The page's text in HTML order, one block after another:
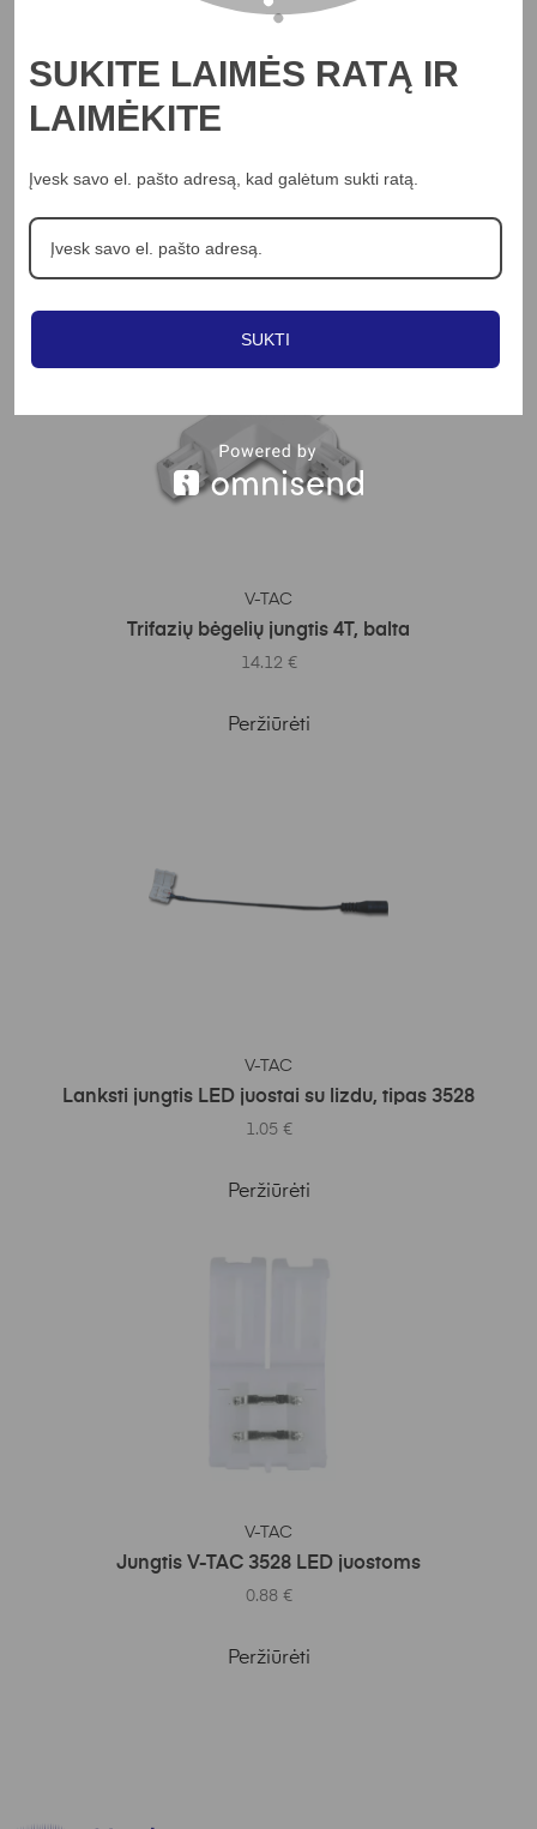
Peržiūrėti
V-TAC
Trifazių bėgelių jungtis 4T, balta
14.12 €
Peržiūrėti
V-TAC
Lanksti jungtis LED juostai su lizdu, tipas 3528
1.05 €
Peržiūrėti
V-TAC
Jungtis V-TAC 3528 LED juostoms
0.88 €
Peržiūrėti
SUKITE LAIMĖS RATĄ IR
LAIMĖKITE
Įvesk savo el. pašto adresą, kad galėtum sukti ratą.
SUKTI